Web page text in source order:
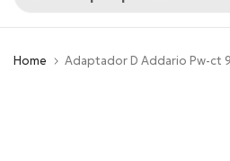
Home Adaptador D Addario Pw-ct